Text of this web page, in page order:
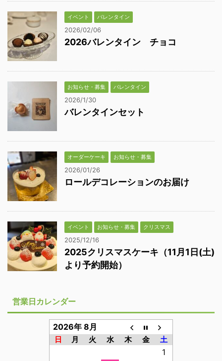
イベント バレンタイン
2026/02/06
2026バレンタイン チョコ
お知らせ・募集 バレンタイン
2026/1/30
バレンタインセット
オーダーケーキ お知らせ・募集
2026/01/26
ロールデコレーションのお届け
イベント お知らせ・募集 クリスマス
2025/12/16
2025クリスマスケーキ（11月1日(土)
より予約開始）
営業日カレンダー
2026年 8月
日 月 火 水 木 金 土
1